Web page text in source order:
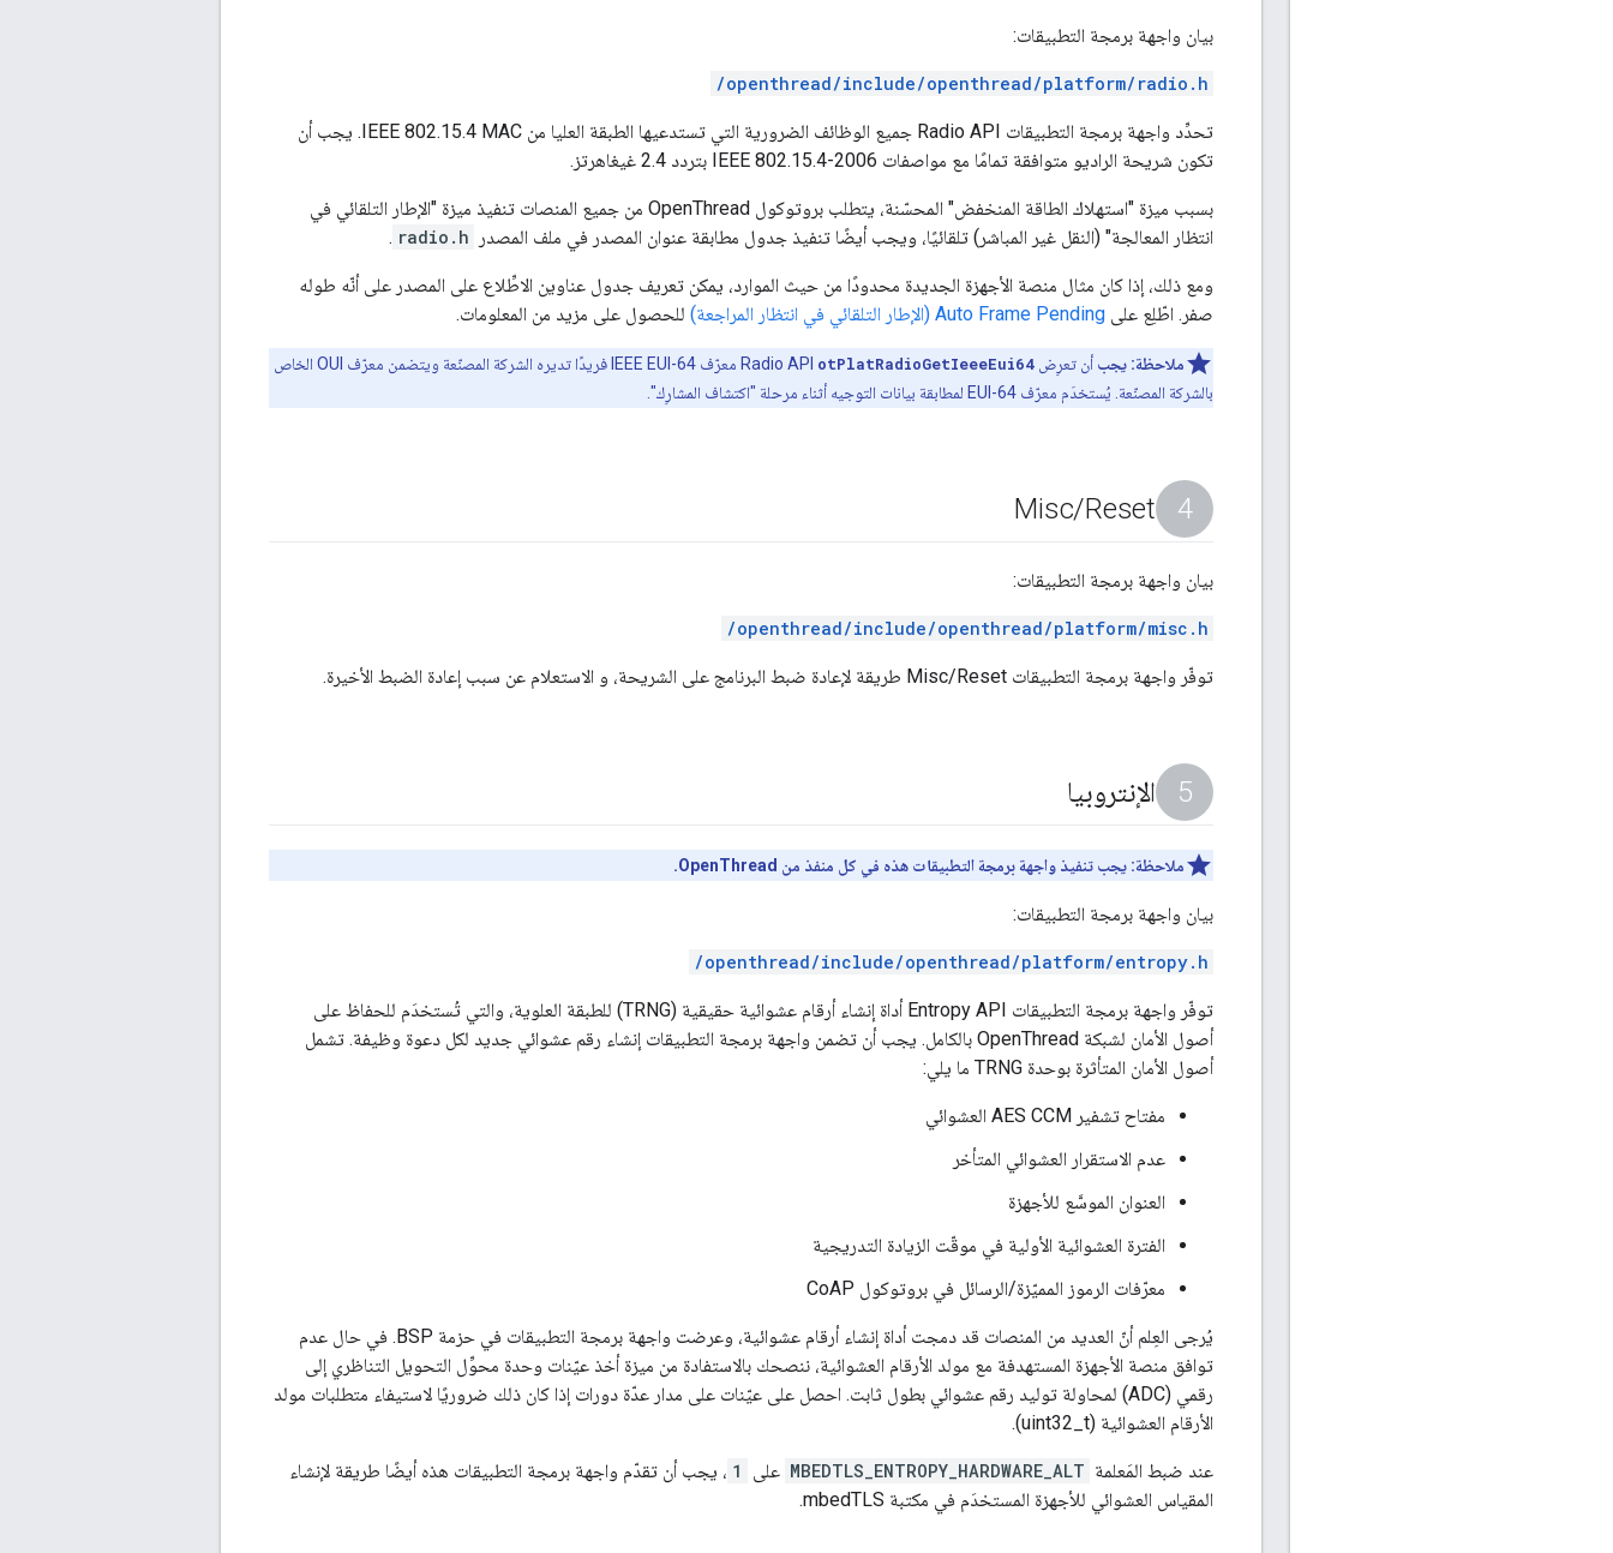
بيان واجهة برمجة التطبيقات:
/openthread/include/openthread/platform/radio.h
تحدِّد واجهة برمجة التطبيقات Radio API جميع الوظائف الضرورية التي تستدعيها الطبقة العليا من IEEE 802.15.4 MAC. يجب أن
تكون شريحة الراديو متوافقة تمامًا مع مواصفات IEEE 802.15.4-2006‏ بتردد 2.4 غيغاهرتز.
بسبب ميزة "استهلاك الطاقة المنخفض" المحسّنة، يتطلب بروتوكول OpenThread من جميع المنصات تنفيذ ميزة "الإطار التلقائي في
انتظار المعالجة" (النقل غير المباشر) تلقائيًا، ويجب أيضًا تنفيذ جدول مطابقة عنوان المصدر في ملف المصدر
radio.h
.
ومع ذلك، إذا كان مثال منصة الأجهزة الجديدة محدودًا من حيث الموارد، يمكن تعريف جدول عناوين الاطِّلاع على المصدر على أنّه طوله
صفر. اطّلِع على Auto Frame Pending (الإطار التلقائي في انتظار المراجعة) للحصول على مزيد من المعلومات.
ملاحظة: يجب أن تعرِض otPlatRadioGetIeeeEui64
Radio API معرّف IEEE EUI-64 فريدًا تديره الشركة المصنّعة ويتضمن معرّف OUI الخاص
بالشركة المصنّعة. يُستخدَم معرّف EUI-64 لمطابقة بيانات التوجيه أثناء مرحلة "اكتشاف المشارِك".
Misc/Reset
بيان واجهة برمجة التطبيقات:
/openthread/include/openthread/platform/misc.h
توفّر واجهة برمجة التطبيقات Misc/Reset طريقة لإعادة ضبط البرنامج على الشريحة، و الاستعلام عن سبب إعادة الضبط الأخيرة.
الإنتروبيا
ملاحظة: يجب تنفيذ واجهة برمجة التطبيقات هذه في كل منفذ من OpenThread.
بيان واجهة برمجة التطبيقات:
/openthread/include/openthread/platform/entropy.h
توفّر واجهة برمجة التطبيقات Entropy API أداة إنشاء أرقام عشوائية حقيقية (TRNG) للطبقة العلوية، والتي تُستخدَم للحفاظ على
أصول الأمان لشبكة OpenThread بالكامل. يجب أن تضمن واجهة برمجة التطبيقات إنشاء رقم عشوائي جديد لكل دعوة وظيفة. تشمل
أصول الأمان المتأثرة بوحدة TRNG ما يلي:
مفتاح تشفير AES CCM العشوائي
عدم الاستقرار العشوائي المتأخر
العنوان الموسَّع للأجهزة
الفترة العشوائية الأولية في موقّت الزيادة التدريجية
معرّفات الرموز المميّزة/الرسائل في بروتوكول CoAP
يُرجى العِلم أنّ العديد من المنصات قد دمجت أداة إنشاء أرقام عشوائية، وعرضت واجهة برمجة التطبيقات في حزمة BSP. في حال عدم
توافق منصة الأجهزة المستهدفة مع مولد الأرقام العشوائية، ننصحك بالاستفادة من ميزة أخذ عيّنات وحدة محوِّل التحويل التناظري إلى
رقمي (ADC) لمحاولة توليد رقم عشوائي بطول ثابت. احصل على عيّنات على مدار عدّة دورات إذا كان ذلك ضروريًا لاستيفاء متطلبات مولد
الأرقام العشوائية (uint32_t).
عند ضبط المَعلمة MBEDTLS_ENTROPY_HARDWARE_ALT على 1 ، يجب أن تقدّم واجهة برمجة التطبيقات هذه أيضًا طريقة لإنشاء
المقياس العشوائي للأجهزة المستخدَم في مكتبة mbedTLS.